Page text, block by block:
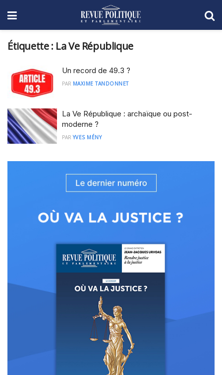
Étiquette : La Ve République
Un record de 49.3 ?
PAR MAXIME TANDONNET
La Ve République : archaïque ou post-
moderne ?
PAR YVES MÉNY